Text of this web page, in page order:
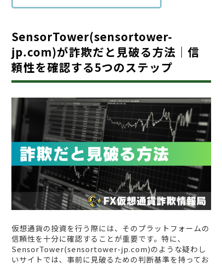
SensorTower(sensortower-
jp.com)が詐欺だと見破る方法｜信
頼性を確認する5つのステップ
仮想通貨の投資を行う際には、そのプラットフォームの
信頼性を十分に確認することが重要です。特に、
SensorTower(sensortower-jp.com)のような疑わし
いサイトでは、事前に見破るための判断基準を持ってお